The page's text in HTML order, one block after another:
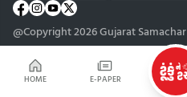
HOME E-PAPER
@Copyright 2026 Gujarat Samachar